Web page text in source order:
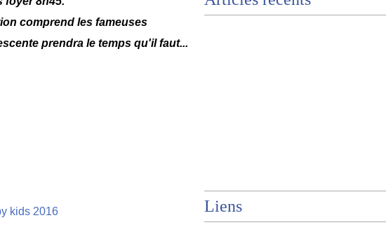
comprend les fameuses
prendra le temps qu'il faut...
Liens